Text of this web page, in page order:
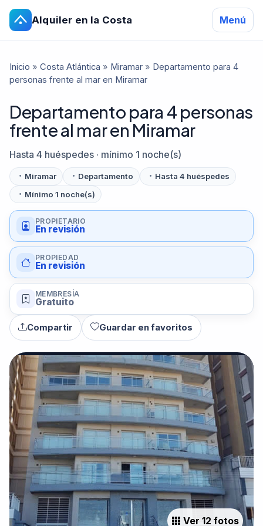
Alquiler en la Costa Menú
Inicio » Costa Atlántica » Miramar » Departamento para 4
personas frente al mar en Miramar
Departamento para 4 personas
frente al mar en Miramar
Hasta 4 huéspedes · mínimo 1 noche(s)
Miramar Departamento
Hasta 4 huéspedes
Mínimo 1 noche(s)
PROPIETARIO
En revisión
PROPIEDAD
En revisión
MEMBRESÍA
Gratuito
Compartir Guardar en favoritos
Ver 12 fotos